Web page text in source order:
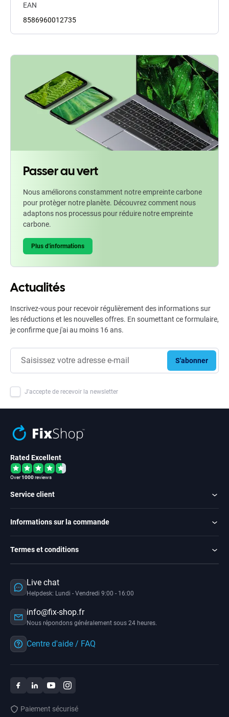
EAN
8586960012735
Passer au vert
Nous améliorons constamment notre empreinte carbone
pour protèger notre planète. Découvrez comment nous
adaptons nos processus pour réduire notre empreinte
carbone.
Plus d'informations
Actualités
Inscrivez-vous pour recevoir régulièrement des informations sur
les réductions et les nouvelles offres. En soumettant ce formulaire,
je confirme que j'ai au moins 16 ans.
S'abonner
J'accepte de recevoir la newsletter
Rated Excellent
Over1000reviews
Service client
Informations sur la commande
Termes et conditions
Live chat
Helpdesk: Lundi - Vendredi 9:00 - 16:00
info@fix-shop.fr
Nous répondons généralement sous 24 heures.
Centre d'aide / FAQ
Paiement sécurisé